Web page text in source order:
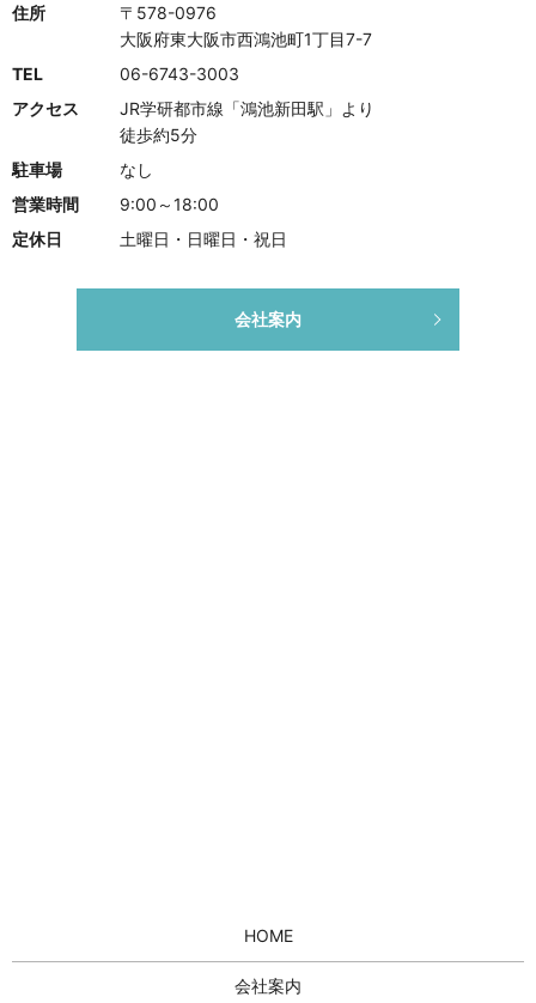
住所
〒578-0976
大阪府東大阪市西鴻池町1丁目7-7
TEL
06-6743-3003
アクセス
JR学研都市線「鴻池新田駅」より
徒歩約5分
駐車場
なし
営業時間
9:00～18:00
定休日
土曜日・日曜日・祝日
会社案内
HOME
会社案内